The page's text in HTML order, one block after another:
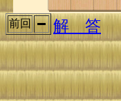
前回 解 答